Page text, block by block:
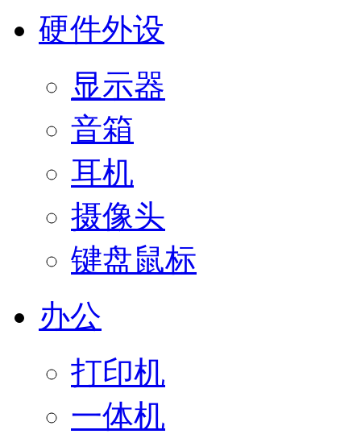
硬件外设
显示器
音箱
耳机
摄像头
键盘鼠标
办公
打印机
一体机